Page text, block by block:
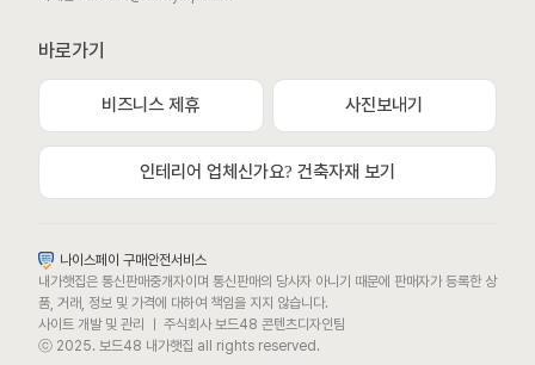
바로가기
비즈니스 제휴 사진보내기
인테리어 업체신가요? 건축자재 보기
나이스페이 구매안전서비스
내가햇집은 통신판매중개자이며 통신판매의 당사자 아니기 때문에 판매자가 등록한 상
품, 거래, 정보 및 가격에 대하여 책임을 지지 않습니다.
사이트 개발 및 관리 ㅣ 주식회사 보드48 콘텐츠디자인팀
ⓒ 2025. 보드48 내가햇집 all rights reserved.
모바일 상담채널
평일 / 주말 / 공휴일 상담채널 (09:00 ~ 22:00)
문자메시지로 문의하기
또는